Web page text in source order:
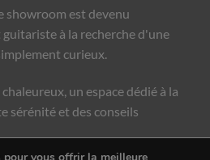
showroom est devenu
à la recherche d'une
curieux.
un espace dédié à la
sérénité et des conseils